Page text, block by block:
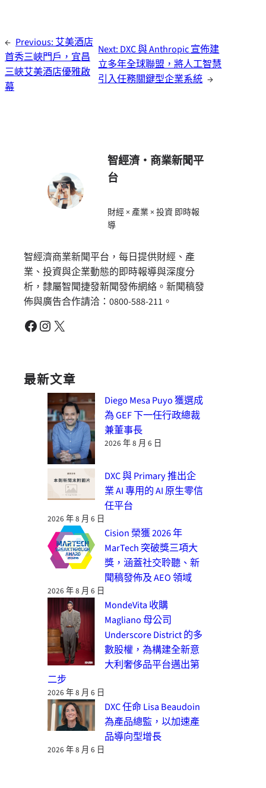
← Previous: 艾美酒店
首秀三峽門戶，宜昌
三峽艾美酒店優雅啟
幕
Next: DXC 與 Anthropic 宣佈建
立多年全球聯盟，將人工智慧
引入任務關鍵型企業系統 →
智經濟・商業新聞平
台
財經 × 產業 × 投資 即時報
導
智經濟商業新聞平台，每日提供財經、產
業、投資與企業動態的即時報導與深度分
析，隸屬智聞捷發新聞發佈網絡。新聞稿發
佈與廣告合作請洽：0800-588-211。
Facebook Instagram X
最新文章
Diego Mesa Puyo 獲選成
為 GEF 下一任行政總裁
兼董事長
2026 年 8 月 6 日
DXC 與 Primary 推出企
業 AI 專用的 AI 原生零信
任平台
2026 年 8 月 6 日
Cision 榮獲 2026 年
MarTech 突破獎三項大
獎，涵蓋社交聆聽、新
聞稿發佈及 AEO 領域
2026 年 8 月 6 日
MondeVita 收購
Magliano 母公司
Underscore District 的多
數股權，為構建全新意
大利奢侈品平台邁出第
二步
2026 年 8 月 6 日
DXC 任命 Lisa Beaudoin
為產品總監，以加速產
品導向型增長
2026 年 8 月 6 日